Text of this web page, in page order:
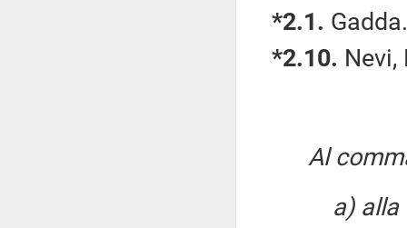
*2.1. Gadda.
*2.10. Nevi,
Al
a) alla